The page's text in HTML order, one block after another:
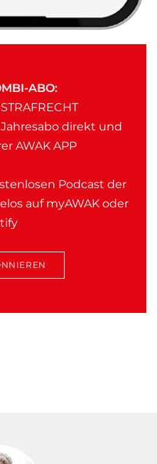
ABO:
direkt und
AWAK APP
Podcast der
auf myAWAK oder